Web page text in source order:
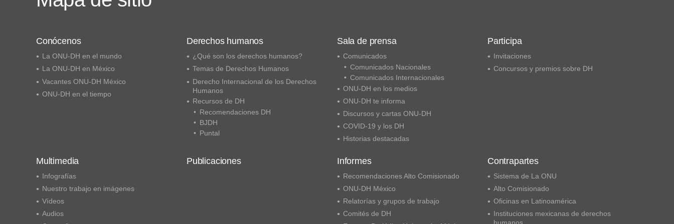
Conócenos
La ONU-DH en el mundo
La ONU-DH en México
Vacantes ONU-DH México
ONU-DH en el tiempo
Derechos humanos
¿Qué son los derechos humanos?
Temas de Derechos Humanos
Derecho Internacional de los Derechos
Humanos
Recursos de DH
Recomendaciones DH
BJDH
Puntal
Sala de prensa
Comunicados
Comunicados Nacionales
Comunicados Internacionales
ONU-DH en los medios
ONU-DH te informa
Discursos y cartas ONU-DH
COVID-19 y los DH
Historias destacadas
Participa
Invitaciones
Concursos y premios sobre DH
Multimedia
Infografías
Nuestro trabajo en imágenes
Vídeos
Audios
Publicaciones Informes
Recomendaciones Alto Comisionado
ONU-DH México
Relatorías y grupos de trabajo
Comités de DH
Contrapartes
Sistema de La ONU
Alto Comisionado
Oficinas en Latinoamérica
Instituciones mexicanas de derechos